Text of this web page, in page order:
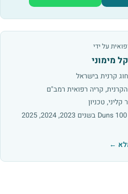
על ידי
מימוני
קרנית בישראל
קריה רפואית רמב"ם
טכניון
נכלל בדירוג Duns 100 בשנים 2023, 2024, 2025
←